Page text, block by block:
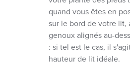
quand vous êtes en
sur le bord de votre lit,
genoux alignés au-
: si tel est le cas, il
hauteur de lit idéale.